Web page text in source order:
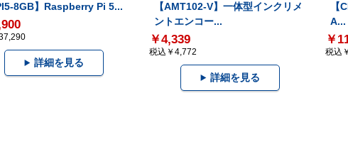
8GB】Raspberry Pi 5...
詳細を見る
【AMT102-V】一体型インクリメ
ントエンコー...
￥4,339
税込￥4,772
詳細を見る
【
A...
￥
税込